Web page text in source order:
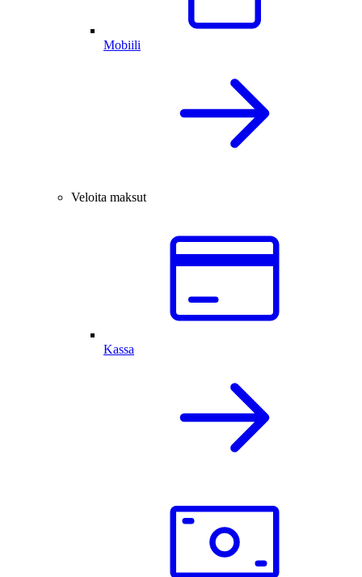
Mobiili
Veloita maksut
Kassa